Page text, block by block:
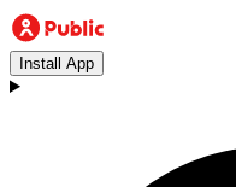
Install App